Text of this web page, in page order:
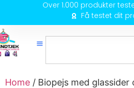
Over 1.000 produkter
Få testet dit
Home / Biopejs med